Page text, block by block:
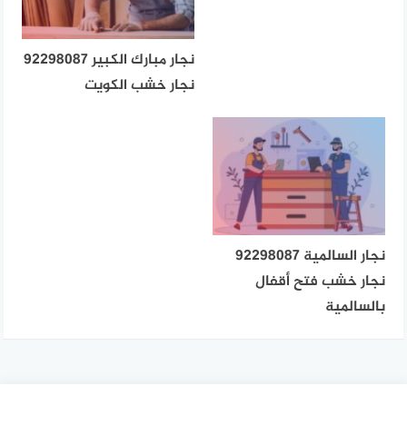
نجار مبارك الكبير 92298087
نجار خشب الكويت
نجار السالمية 92298087
نجار خشب فتح أقفال
بالسالمية